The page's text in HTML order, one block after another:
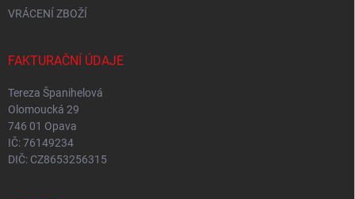
VRÁCENÍ ZBOŽÍ
FAKTURAČNÍ ÚDAJE
Tereza Španihelová
Olomoucká 29
746 01 Opava
IČ: 76149234
DIČ: CZ8653256315